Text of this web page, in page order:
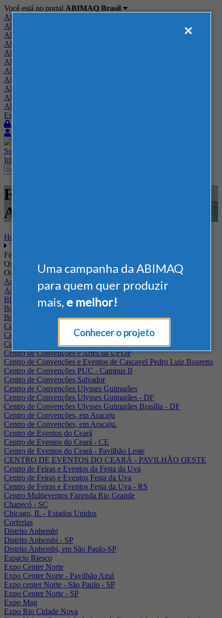
Uma campanha da ABIMAQ
para quem quer produzir
mais, e melhor!
Conhecer o projeto
Você está no portal ABIMAQ Brasil
ABIMAQ Brasil
ABIMAQ Minas Gerais
ABIMAQ Norte-Nordeste
ABIMAQ Paraná
ABIMAQ Piracicaba
ABIMAQ Ribeirão Preto
ABIMAQ Rio de Janeiro
ABIMAQ Rio Grande do Sul
ABIMAQ Santa Catarina
ABIMAQ São Paulo
ABIMAQ Vale do Paraíba
Escritório de Relações Governamentais
Sobre
Imprensa
Feiras - Espacio Riesco -
Agrícola
Home
Feiras
Quando
Onde
Arena Jaguariuna
Auditório Albano Franco - FIEPA
Blumenau - SC
BolognaFiere
Boulevard Olimpico - RJ
Centro Internacional de Convenções do Brasil, em Brasília
Centro de Convenções - SE
Centro de Convenções de Pernambuco - PE
Centro de Convenções e Artes da UFOP
Centro de Convenções e Eventos de Cascavel Pedro Luiz Boaretto
Centro de Convenções PUC - Campus II
Centro de Convenções Salvador
Centro de Convenções Ulysses Guimarães
Centro de Convenções Ulysses Guimarães - DF
Centro de Convenções Ulysses Guimarães Brasília - DF
Centro de Convenções, em Aracaju
Centro de Convenções, em Aracaju.
Centro de Eventos do Ceará
Centro de Eventos do Ceará - CE
Centro de Eventos do Ceará - Pavilhão Leste
CENTRO DE EVENTOS DO CEARÁ - PAVILHÃO OESTE
Centro de Feiras e Eventos da Festa da Uva
Centro de Feiras e Eventos Festa da Uva
Centro de Feiras e Eventos Festa da Uva - RS
Centro Multieventos Fazenda Rio Grande
Chapecó - SC
Chicago, IL - Estados Unidos
Corferias
Distrito Anhembi
Distrito Anhembi - SP
Distrito Anhembi, em São Paulo-SP
Espacio Riesco
Expo Center Norte
Expo Center Norte - Pavilhão Azul
Expo center Norte - São Paulo - SP
Expo Center Norte - SP
Expo Mag
Expo Rio Cidade Nova